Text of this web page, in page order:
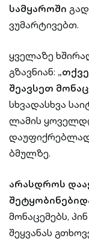
სამყაროში
ვუმარტივებთ.
ყველაზე
გზავნიან:
შეავსეთ
სხვადასხვა
ლამის
ბმულზე.
არასდროს
მონაცემებს,
შეყვანას